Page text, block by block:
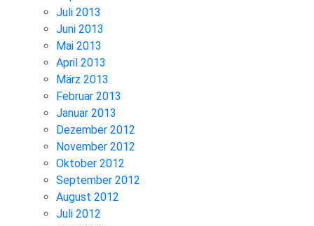
Juli 2013
Juni 2013
Mai 2013
April 2013
März 2013
Februar 2013
Januar 2013
Dezember 2012
November 2012
Oktober 2012
September 2012
August 2012
Juli 2012